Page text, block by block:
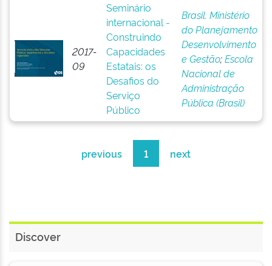
2017-
09
Seminário
internacional -
Construindo
Capacidades
Estatais: os
Desafios do
Serviço
Público
Brasil. Ministério
do Planejamento
Desenvolvimento
e Gestão;Escola
Nacional de
Administração
Pública (Brasil)
previous 1 next
Discover